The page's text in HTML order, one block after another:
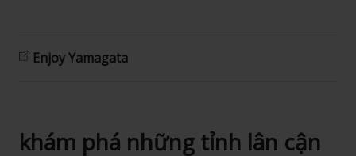
Enjoy Yamagata
khám phá những tỉnh lân cận